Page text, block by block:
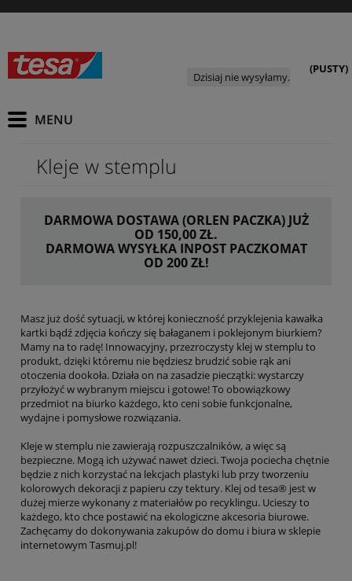
(PUSTY)
Dzisiaj nie wysyłamy.
Kleje w stemplu
DARMOWA DOSTAWA (ORLEN PACZKA) JUŻ
OD 150,00 ZŁ.
DARMOWA WYSYŁKA INPOST PACZKOMAT
OD 200 ZŁ!
Masz już dość sytuacji, w której konieczność przyklejenia kawałka
kartki bądź zdjęcia kończy się bałaganem i poklejonym biurkiem?
Mamy na to radę! Innowacyjny, przezroczysty klej w stemplu to
produkt, dzięki któremu nie będziesz brudzić sobie rąk ani
otoczenia dookoła. Działa on na zasadzie pieczątki: wystarczy
przyłożyć w wybranym miejscu i gotowe! To obowiązkowy
przedmiot na biurko każdego, kto ceni sobie funkcjonalne,
wydajne i pomysłowe rozwiązania.
Kleje w stemplu nie zawierają rozpuszczalników, a więc są
bezpieczne. Mogą ich używać nawet dzieci. Twoja pociecha chętnie
będzie z nich korzystać na lekcjach plastyki lub przy tworzeniu
kolorowych dekoracji z papieru czy tektury. Klej od tesa® jest w
dużej mierze wykonany z materiałów po recyklingu. Ucieszy to
każdego, kto chce postawić na ekologiczne akcesoria biurowe.
Zachęcamy do dokonywania zakupów do domu i biura w sklepie
internetowym Tasmuj.pl!